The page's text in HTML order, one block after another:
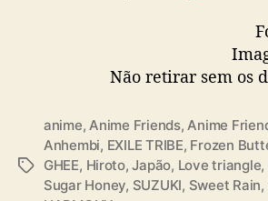
Não retirar sem os
T
anime,Anime Friends,Anime
Anhembi, EXILE TRIBE, Frozen
GHEE, Hiroto,Japão, Love triangle,
Sugar Honey, SUZUKI, Sweet Rain,